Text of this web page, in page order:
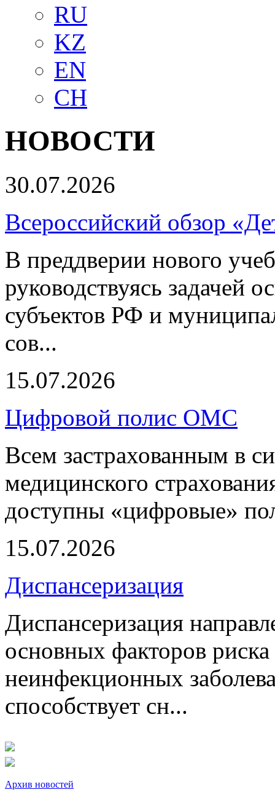
RU
KZ
EN
CH
НОВОСТИ
30.07.2026
Всероссийский обзор
В преддверии нового
руководствуясь задачей
субъектов РФ и
сов...
15.07.2026
Цифровой полис ОМС
Всем застрахованным в
медицинского
доступны «цифровые»
15.07.2026
Диспансеризация
Диспансеризация
основных факторов
неинфекционных
способствует сн...
Архив новостей